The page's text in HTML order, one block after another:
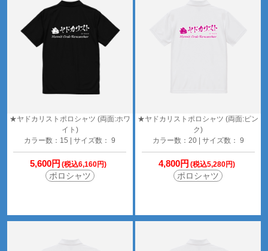
★ヤドカリストポロシャツ (両面:ホワ
イト)
カラー数：15 | サイズ数： 9
5,600円 (税込6,160円)
ポロシャツ
★ヤドカリストポロシャツ (両面:ピン
ク)
カラー数：20 | サイズ数： 9
4,800円 (税込5,280円)
ポロシャツ